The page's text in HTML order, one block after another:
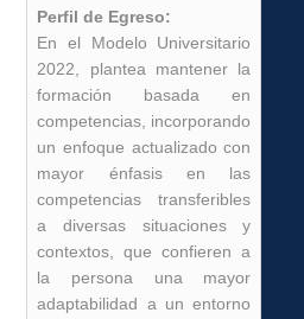
Perfil de Egreso:
En el Modelo Universitario
2022, plantea mantener la
formación basada en
competencias, incorporando
un enfoque actualizado con
mayor énfasis en las
competencias transferibles
a diversas situaciones y
contextos, que confieren a
la persona una mayor
adaptabilidad a un entorno